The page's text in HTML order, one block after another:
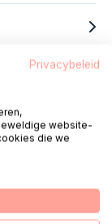
la
Privacybeleid
website-
die we